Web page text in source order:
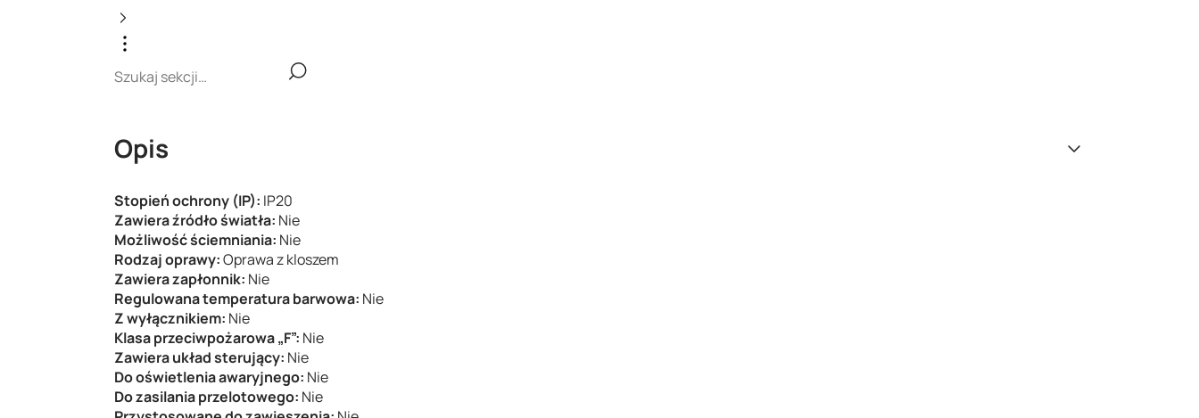
Opis
Stopień ochrony (IP): IP20
Zawiera źródło światła: Nie
Możliwość ściemniania: Nie
Rodzaj oprawy:Oprawa z kloszem
Zawiera zapłonnik: Nie
Regulowana temperatura barwowa: Nie
Z wyłącznikiem: Nie
Klasa przeciwpożarowa „F”: Nie
Zawiera układ sterujący: Nie
Do oświetlenia awaryjnego: Nie
Do zasilania przelotowego: Nie